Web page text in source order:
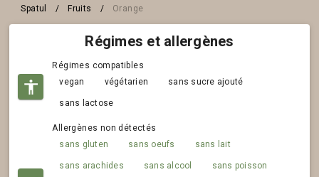
Spatul / Fruits / Orange
Régimes et allergènes
Régimes compatibles
vegan
végétarien sans sucre ajouté
sans lactose
Allergènes non détectés
sans gluten
sans oeufs sans lait
sans arachides sans alcool sans poisson